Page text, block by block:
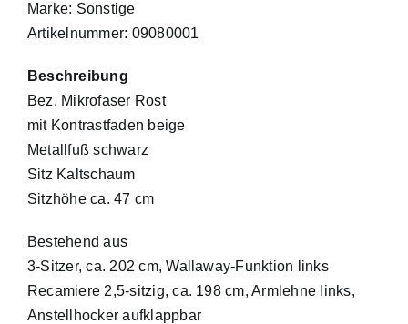
Marke: Sonstige
Artikelnummer: 09080001
Beschreibung
Bez. Mikrofaser Rost
mit Kontrastfaden beige
Metallfuß schwarz
Sitz Kaltschaum
Sitzhöhe ca. 47 cm
Bestehend aus
3-Sitzer, ca. 202 cm, Wallaway-Funktion links
Recamiere 2,5-sitzig, ca. 198 cm, Armlehne links,
Anstellhocker aufklappbar